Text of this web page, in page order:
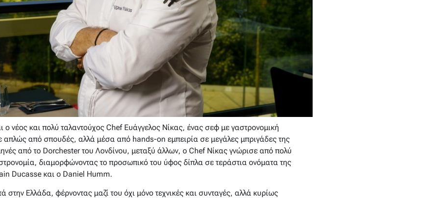
ο νέος και πολύ ταλαντούχος Chef Ευάγγελος Νίκας, ένας σεφ με γαστρονομική
απλώς από σπουδές, αλλά μέσα από hands-on εμπειρία σε μεγάλες μπριγάδες της
από το Dorchester του Λονδίνου, μεταξύ άλλων, ο Chef Νίκας γνώρισε από πολύ
διαμορφώνοντας το προσωπικό του ύφος δίπλα σε τεράστια ονόματα της
Ducasse και ο Daniel Humm.
στην Ελλάδα, φέρνοντας μαζί του όχι μόνο τεχνικές και συνταγές, αλλά κυρίως